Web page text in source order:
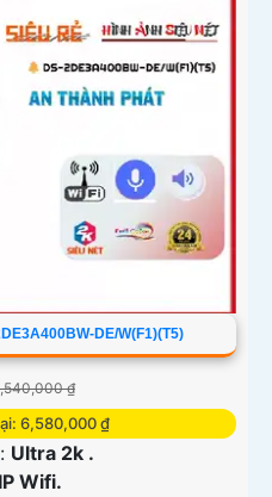
DE/W(F1)(T5)
₫
6,580,000 ₫
Ultra 2k .
IP Wifi.